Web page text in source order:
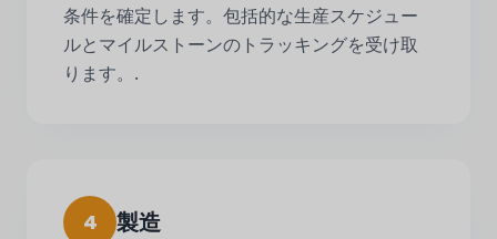
条件を確定します。包括的な生産スケジュー
ルとマイルストーンのトラッキングを受け取
ります。.
4 製造